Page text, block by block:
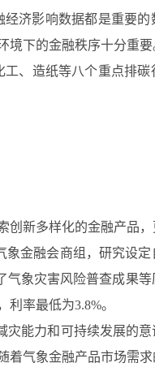
济影响数据都是重要
下的金融秩序十分重
、造纸等八个重点排碳
新多样化的金融产品
金融会商组，研究设
象灾害风险普查成果
率最低为3.8%。
能力和可持续发展的
着气象金融产品市场需